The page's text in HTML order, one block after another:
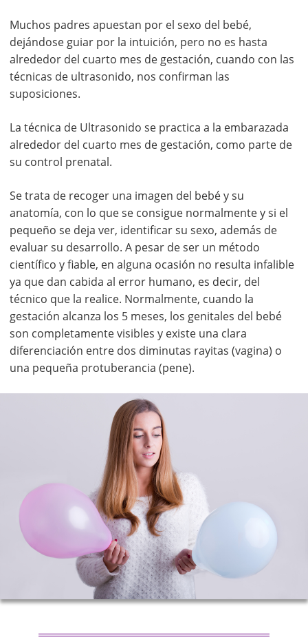
Muchos padres apuestan por el sexo del bebé,
dejándose guiar por la intuición, pero no es hasta
alrededor del cuarto mes de gestación, cuando con las
técnicas de ultrasonido, nos confirman las
suposiciones.
La técnica de Ultrasonido se practica a la embarazada
alrededor del cuarto mes de gestación, como parte de
su control prenatal.
Se trata de recoger una imagen del bebé y su
anatomía, con lo que se consigue normalmente y si el
pequeño se deja ver, identificar su sexo, además de
evaluar su desarrollo. A pesar de ser un método
científico y fiable, en alguna ocasión no resulta infalible
ya que dan cabida al error humano, es decir, del
técnico que la realice. Normalmente, cuando la
gestación alcanza los 5 meses, los genitales del bebé
son completamente visibles y existe una clara
diferenciación entre dos diminutas rayitas (vagina) o
una pequeña protuberancia (pene).